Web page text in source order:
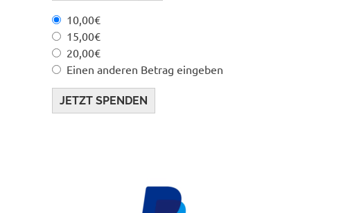
10,00€
15,00€
20,00€
Einen anderen Betrag eingeben
JETZT SPENDEN